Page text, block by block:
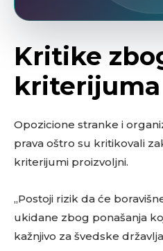
Kritike
kriterijuma
Opozicione stranke i
prava oštro su kritikovali
kriterijumi proizvoljni.
„Postoji rizik da će
ukidane zbog ponašanja
kažnjivo za švedske